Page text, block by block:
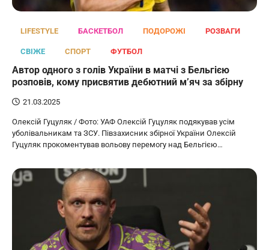
LIFESTYLE БАСКЕТБОЛ ПОДОРОЖІ РОЗВАГИ
СВІЖЕ СПОРТ ФУТБОЛ
Автор одного з голів України в матчі з Бельгією
розповів, кому присвятив дебютний м’яч за збірну
21.03.2025
Олексій Гуцуляк / Фото: УАФ Олексій Гуцуляк подякував усім
уболівальникам та ЗСУ. Півзахисник збірної України Олексій
Гуцуляк прокоментував вольову перемогу над Бельгією…